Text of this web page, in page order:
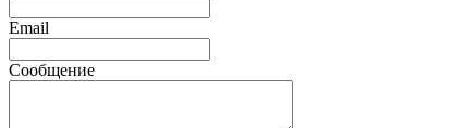
Email
Сообщение